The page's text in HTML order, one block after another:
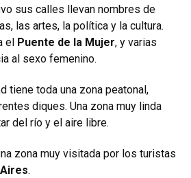
sus calles llevan nombres de
las artes, la política y la cultura.
el Puente de la Mujer, y varias
al sexo femenino.
tiene toda una zona peatonal,
diques. Una zona muy linda
del río y el aire libre.
zona muy visitada por los turistas
.